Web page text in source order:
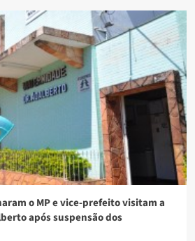
o MP e vice-prefeito visitam a
após suspensão dos